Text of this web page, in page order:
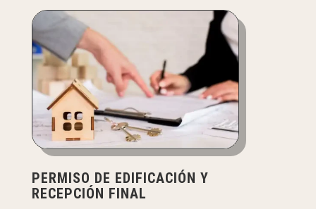
PERMISO DE EDIFICACIÓN Y
RECEPCIÓN FINAL